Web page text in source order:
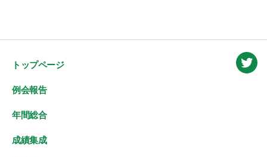
トップページ
例会報告
年間総合
成績集成